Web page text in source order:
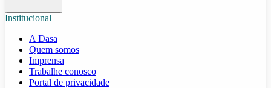
Institucional
A Dasa
Quem somos
Imprensa
Trabalhe conosco
Portal de privacidade